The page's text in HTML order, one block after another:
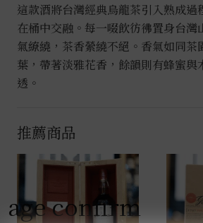
這款酒將台灣經典烏龍茶引入熟成過
在桶中交融。每一啜飲彷彿置身台灣
氣繚繞，茶香縈繞不絕。香氣如同茶
葉，帶著淡雅花香，餘韻則有蜂蜜與
透。
推薦商品
age confirm